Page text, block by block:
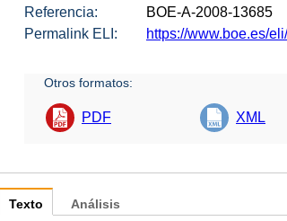
Referencia:
BOE-A-2008-13685
Permalink ELI:
https://www.boe.es/
Otros formatos:
PDF XML
Texto Análisis